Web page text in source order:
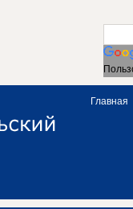
Главная